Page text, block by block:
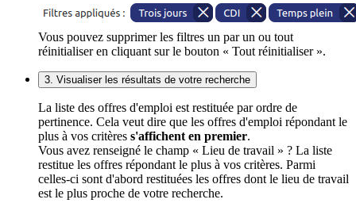
Vous pouvez supprimer les filtres un par un ou tout
réinitialiser en cliquant sur le bouton « Tout réinitialiser ».
3. Visualiser les résultats de votre recherche
La liste des offres d'emploi est restituée par ordre de
pertinence. Cela veut dire que les offres d'emploi répondant le
plus à vos critères s'affichent en premier.
Vous avez renseigné le champ « Lieu de travail » ? La liste
restitue les offres répondant le plus à vos critères. Parmi
celles-ci sont d'abord restituées les offres dont le lieu de travail
est le plus proche de votre recherche.